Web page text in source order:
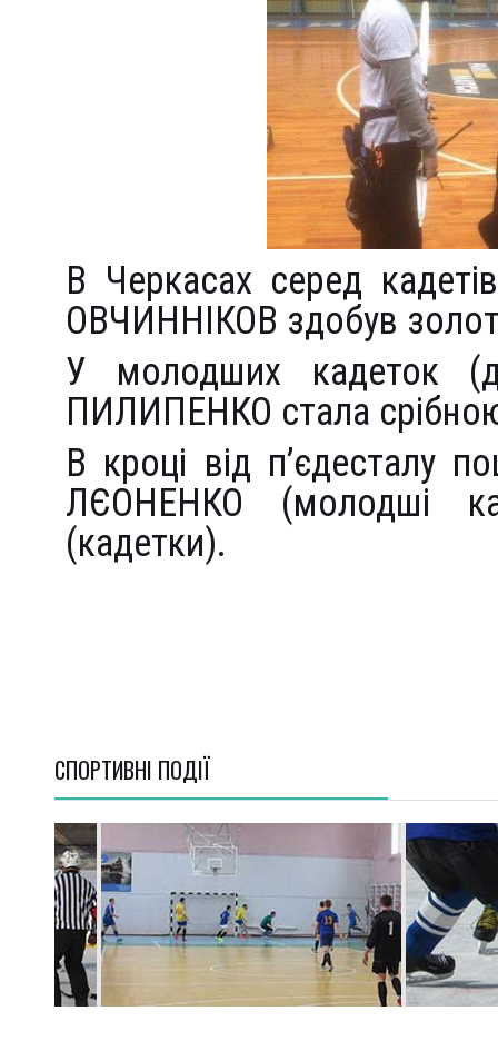
В Черкасах серед
ОВЧИННІКОВ здобув
У молодших кадеток
ПИЛИПЕНКО стала
В кроці від п’єдесталу
ЛЄОНЕНКО (молодші
(кадетки).
СПОРТИВНI ПОДІЇ